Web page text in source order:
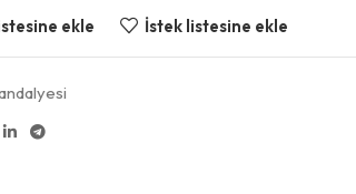
ekle İstek listesine ekle